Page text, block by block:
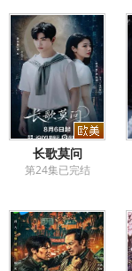
长歌莫问
第24集已完结